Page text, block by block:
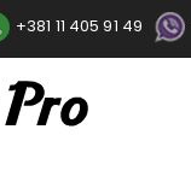
+381 11 405 91 49